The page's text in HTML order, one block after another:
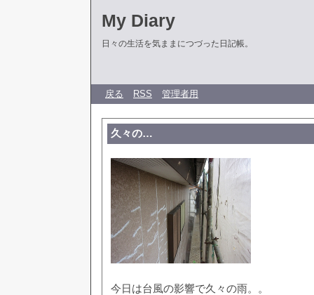
My Diary
日々の生活を気ままにつづった日記帳。
戻る RSS 管理者用
久々の…
今日は台風の影響で久々の雨。。